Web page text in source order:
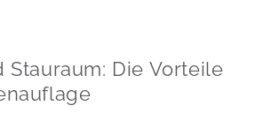
Stauraum: Die Vorteile